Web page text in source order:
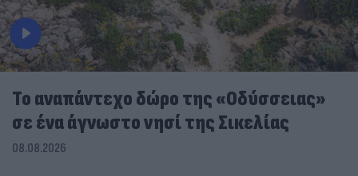
To αναπάντεχο δώρο της «Οδύσσειας»
σε ένα άγνωστο νησί της Σικελίας
08.08.2026